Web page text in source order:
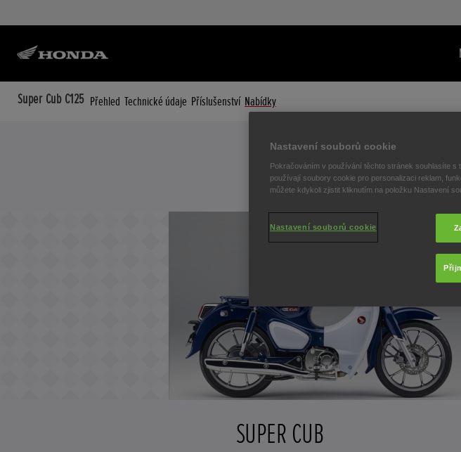
Super Cub C125 Přehled Technické údaje Příslušenství Nabídky
SUPER CUB
Nastavení souborů cookie
Pokračováním v používání těchto stránek souhlasíte s
používají soubory cookie pro personalizaci reklam,
můžete kdykoli zjistit kliknutím na položku Nastavení
Nastavení souborů cookie